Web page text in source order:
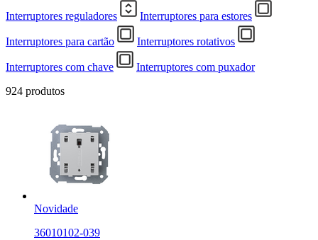
Interruptores reguladores Interruptores para estores
Interruptores para cartão Interruptores rotativos
Interruptores com chave
Interruptores com puxador
924 produtos
Novidade
36010102-039